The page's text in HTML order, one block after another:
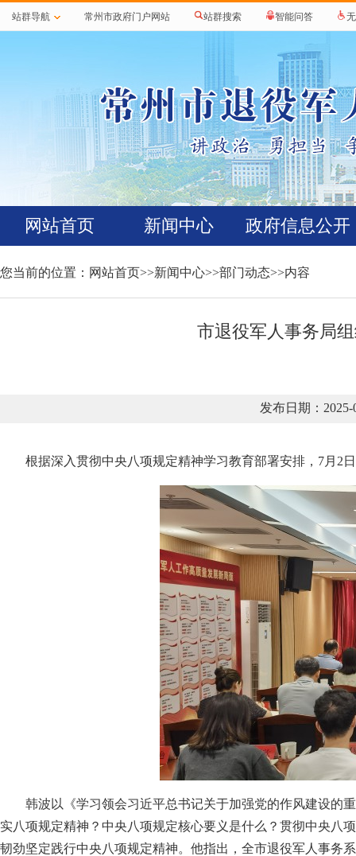
站群导航 常州市政府门户网站 站群搜索 智能问答
网站首页 新闻中心 政府信息公开
您当前的位置： 网站首页>>新闻中心>>部门动态>>内容
市退役军人事务局
发布日期：
根据深入贯彻中央八项规定精神学习教育部署安排，7月2
韩波以《学习领会习近平总书记关于加强党的作风建设的
实八项规定精神？中央八项规定核心要义是什么？贯彻中央八
韧劲坚定践行中央八项规定精神。他指出，全市退役军人事务